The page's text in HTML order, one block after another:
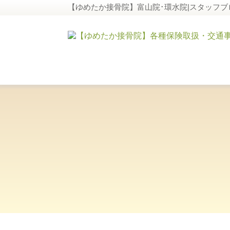
【ゆめたか接骨院】富山院･環水院|スタッフブ